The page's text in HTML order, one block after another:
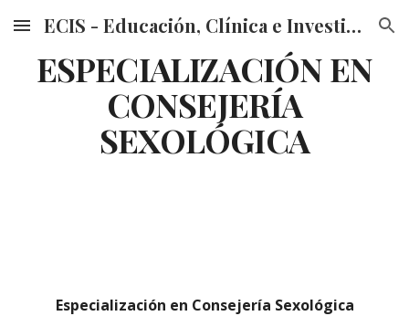
Skip to main content Skip to navigation
ECIS - Educación, Clínica e Investigación en Sexualidad
ESPECIALIZACIÓN EN
CONSEJERÍA
SEXOLÓGICA
Especialización en Consejería Sexológica